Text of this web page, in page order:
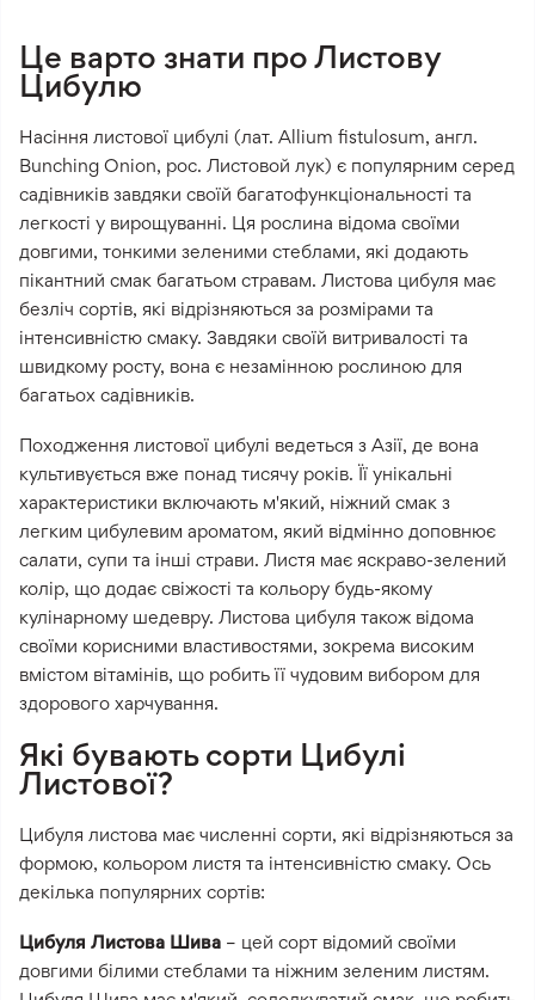
Це варто знати про Листову
Цибулю
Насіння листової цибулі (лат. Allium fistulosum, англ.
Bunching Onion, рос. Листовой лук) є популярним серед
садівників завдяки своїй багатофункціональності та
легкості у вирощуванні. Ця рослина відома своїми
довгими, тонкими зеленими стеблами, які додають
пікантний смак багатьом стравам. Листова цибуля має
безліч сортів, які відрізняються за розмірами та
інтенсивністю смаку. Завдяки своїй витривалості та
швидкому росту, вона є незамінною рослиною для
багатьох садівників.
Походження листової цибулі ведеться з Азії, де вона
культивується вже понад тисячу років. Її унікальні
характеристики включають м'який, ніжний смак з
легким цибулевим ароматом, який відмінно доповнює
салати, супи та інші страви. Листя має яскраво-зелений
колір, що додає свіжості та кольору будь-якому
кулінарному шедевру. Листова цибуля також відома
своїми корисними властивостями, зокрема високим
вмістом вітамінів, що робить її чудовим вибором для
здорового харчування.
Які бувають сорти Цибулі
Листової?
Цибуля листова має численні сорти, які відрізняються за
формою, кольором листя та інтенсивністю смаку. Ось
декілька популярних сортів:
Цибуля Листова Шива – цей сорт відомий своїми
довгими білими стеблами та ніжним зеленим листям.